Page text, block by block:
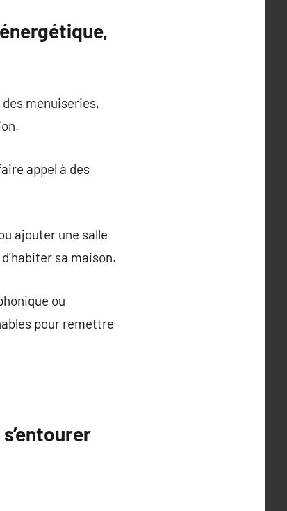
menuiseries,
appel à des
ajouter une salle
sa maison.
ou
pour remettre